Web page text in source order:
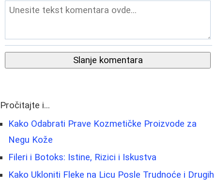
Slanje komentara
Pročitajte i...
Kako Odabrati Prave Kozmetičke Proizvode za
Negu Kože
Fileri i Botoks: Istine, Rizici i Iskustva
Kako Ukloniti Fleke na Licu Posle Trudnoće i Drugih